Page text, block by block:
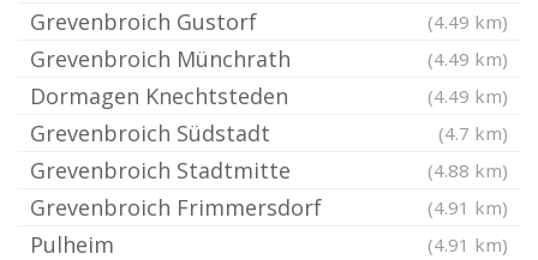
Grevenbroich Gustorf (4.49 km)
Grevenbroich Münchrath (4.49 km)
Dormagen Knechtsteden (4.49 km)
Grevenbroich Südstadt (4.7 km)
Grevenbroich Stadtmitte (4.88 km)
Grevenbroich Frimmersdorf (4.91 km)
Pulheim (4.91 km)